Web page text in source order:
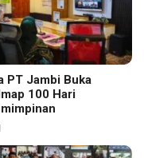
PT Jambi Buka
100 Hari